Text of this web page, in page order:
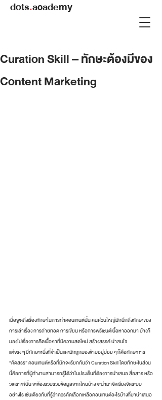
dots.academy
Curation Skill – ทักษะต้องมีของ
Content Marketing
เมื่อพูดถึงเรื่องทักษะในการทำคอนเทนต์นั้น คนส่วนใหญ่มักนึกถึงทักษะของ
การเล่าเรื่อง การถ่ายทอด การเขียน หรือการพรีเซนต์เนื้อหาออกมา บ้างก็
มองไปเรื่องการคิดเนื้อหาที่มีความสดใหม่ สร้างสรรค์ น่าสนใจ
แต่จริง ๆ มีทักษะหนึ่งที่จำเป็นและมักถูกมองข้ามอยู่บ่อย ๆ ก็คือทักษะการ
“คัดสรร” คอนเทนต์หรือที่มักจะเรียกกันว่า Curation Skill โดยทักษะในส่วน
นี้คือการที่ผู้ทำงานสามารถรู้ได้ว่าในประเด็นที่ต้องการนำเสนอ สื่อสาร หรือ
วิเคราะห์นั้น จะต้องรวบรวมข้อมูลจากไหนบ้าง จะนำมาจัดเรียงจัดระบบ
อย่างไร เช่นเดียวกับที่รู้ว่าควรคัดเลือกเหลือคอนเทนต์อะไรบ้างที่มานำเสนอ